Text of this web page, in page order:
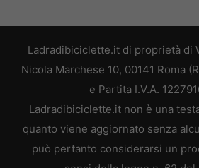
Ladradibiciclette.it di proprietà di
Nicola Marchese 10, 00141 Roma
e Partita I.V.A.
Ladradibiciclette.it non è una
quanto viene aggiornato senza
può pertanto considerarsi un